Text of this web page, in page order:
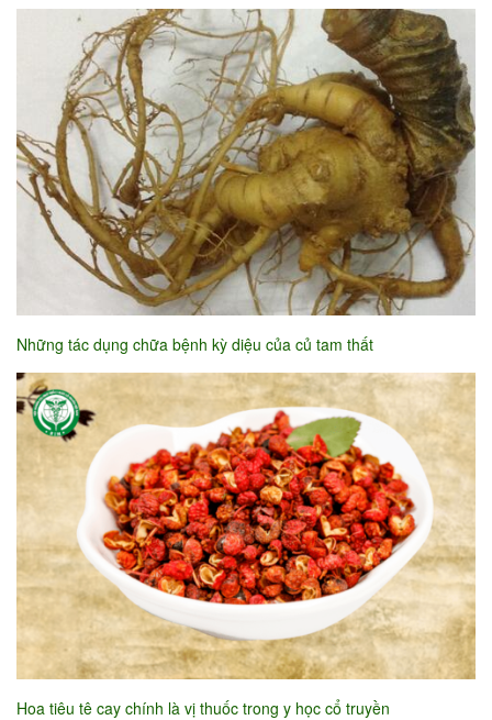
Những tác dụng chữa bệnh kỳ diệu của củ tam thất
Hoa tiêu tê cay chính là vị thuốc trong y học cổ truyền